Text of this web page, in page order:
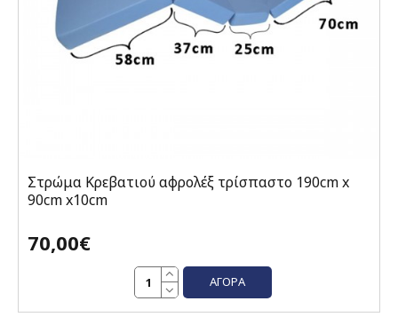
Στρώμα Κρεβατιού αφρολέξ τρίσπαστο 190cm x
90cm x10cm
70,00€
ΑΓΟΡΆ